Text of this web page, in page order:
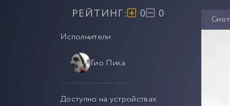
РЕЙТИНГ: 0 0
Исполнители
Гио Пика
Доступно на устройствах